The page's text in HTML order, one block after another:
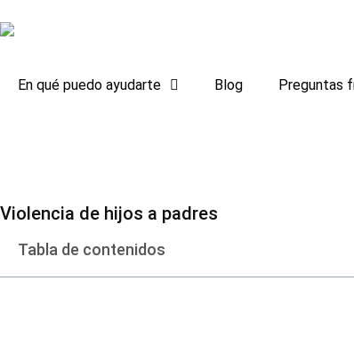
En qué puedo ayudarte Blog Preguntas
Violencia de hijos a padres
Tabla de contenidos